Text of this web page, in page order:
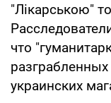
"Лікарською"
что
украинских